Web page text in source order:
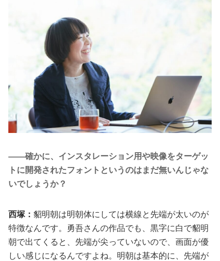
――確かに、インスタレーション用や映像をターゲッ
トに開発されたフォントというのはまだ無いんじゃな
いでしょうか？
西塚： 貂明朝は明朝体にしては横線と先端が太いのが
特徴なんです。勇吾さんの作品でも、黒字に白で貂明
朝で出てくると、先端が尖っていないので、画面が優
しい感じになるんですよね。明朝は基本的に、先端が